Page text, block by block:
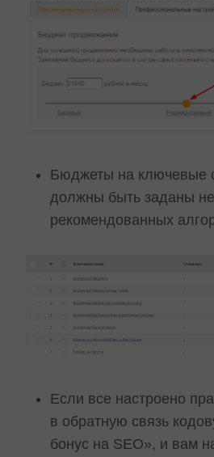
Бюджеты на ключевые
должны быть заданы
рекомендованных
Если все настроено
в обратную связь
бонус на SEO», и вам